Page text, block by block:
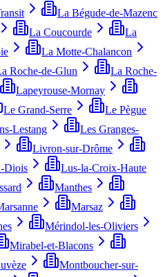
La Bégude-de-Mazenc
La Coucourde
La
La Motte-Chalancon
Roche-de-Glun
La Roche-
Lapeyrouse-Mornay
Le Grand-Serre
Le Pègue
Lestang
Les Granges-
Livron-sur-Drôme
Diois
Lus-la-Croix-Haute
Manthes
Marsaz
Mérindol-les-Oliviers
Mirabel-et-Blacons
Montboucher-sur-